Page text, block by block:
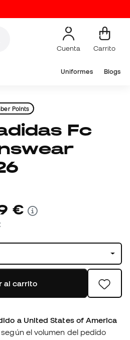
Cuenta Carrito
Uniformes Blogs
Points
€
al carrito
a United States of America
el volumen del pedido